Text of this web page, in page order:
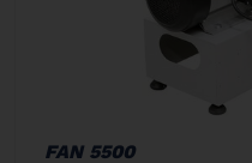
FAN 5500